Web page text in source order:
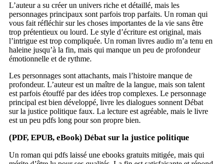
L’auteur a su créer un univers riche et détaillé, mais les
personnages principaux sont parfois trop parfaits. Un roman qui
vous fait réfléchir sur les choses importantes de la vie sans être
trop prétentieux ou lourd. Le style d’écriture est original, mais
l’intrigue est trop compliquée. Un roman livres audio m’a tenu en
haleine jusqu’à la fin, mais qui manque un peu de profondeur
émotionnelle et de rythme.
Les personnages sont attachants, mais l’histoire manque de
profondeur. L’auteur est un maître de la langue, mais son talent
est parfois étouffé par des idées trop complexes. Le personnage
principal est bien développé, livre les dialogues sonnent Débat
sur la justice politique faux. La lecture est agréable, mais le livre
est un peu pdfs long pour son propre bien.
(PDF, EPUB, eBook) Débat sur la justice politique
Un roman qui pdfs laissé une ebooks gratuits mitigée, mais qui